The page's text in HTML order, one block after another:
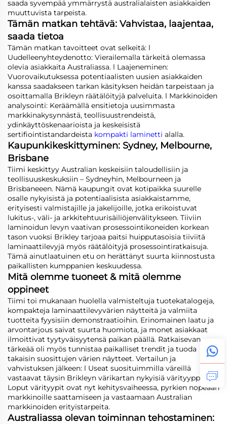
saada syvempää ymmärrystä australialaisten asiakkaiden
muuttuvista tarpeista.
Tämän matkan tehtävä: Vahvistaa, laajentaa,
saada tietoa
Tämän matkan tavoitteet ovat selkeitä: l
Uudelleenyhteydenotto: Vierailemalla tärkeitä olemassa
olevia asiakkaita Australiassa. l Laajeneminen:
Vuorovaikutuksessa potentiaalisten uusien asiakkaiden
kanssa saadakseen tarkan käsityksen heidän tarpeistaan ja
osoittamalla Brikleyn räätälöityjä palveluita. l Markkinoiden
analysointi: Keräämällä ensitietoja uusimmasta
markkinakysynnästä, teollisuustrendeistä,
ydinkäyttöskenaarioista ja keskeisistä
sertifiointistandardeista kompakti laminetti alalla.
Kaupunkikeskittyminen: Sydney, Melbourne,
Brisbane
Tiimi keskittyy Australian keskeisiin taloudellisiin ja
teollisuuskeskuksiin – Sydneyhin, Melbourneen ja
Brisbaneeen. Nämä kaupungit ovat kotipaikka suurelle
osalle nykyisistä ja potentiaalisista asiakkaistamme,
erityisesti valmistajille ja jakelijoille, jotka erikoistuvat
lukitus-, väli- ja arkkitehtuurisäiliöjenvälitykseen. Tiiviin
laminoidun levyn vaativan prosessointikoneiden korkean
tason vuoksi Brikley tarjoaa paitsi huipputasoisia tiiviitä
laminaattilevyjä myös räätälöityjä prosessointiratkaisuja.
Tämä ainutlaatuinen etu on herättänyt suurta kiinnostusta
paikallisten kumppanien keskuudessa.
Mitä olemme tuoneet & mitä olemme
oppineet
Tiimi toi mukanaan huolella valmisteltuja tuotekatalogeja,
kompakteja laminaattilevyvärien näytteitä ja valmiita
tuotteita fyysisiin demonstraatioihin. Erinomainen laatu ja
arvontarjous saivat suurta huomiota, ja monet asiakkaat
ilmoittivat tyytyväisyytensä paikan päällä. Ratkaisevan
tärkeää oli myös tunnistaa paikalliset trendit ja tuoda
takaisin suosittujen värien näytteet. Vertailun ja
vahvistuksen jälkeen: l Useat suosituimmilla väreillä
vastaavat täysin Brikleyn värikartan nykyisiä värityyppejä. l
Loput värityypit ovat nyt kehitysvaiheessa, pyrkien nopeaan
markkinoille saattamiseen ja vastaamaan Australian
markkinoiden erityistarpeita.
Australiassa olevan toiminnan tehostaminen: